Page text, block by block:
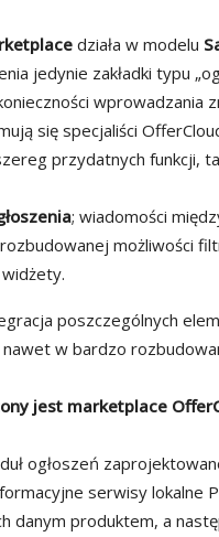
działa w modelu
jedynie zakładki typu
się specjaliści
przydatnych funkcji,
; wiadomości
możliwości
poszczególnych
w bardzo
jest marketplace
ogłoszeń
serwisy lokalne
danym produktem, a